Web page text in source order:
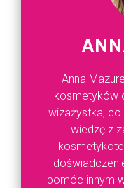
Anna
kosmetyków
wizażystka,
wiedzę z
pomóc innym